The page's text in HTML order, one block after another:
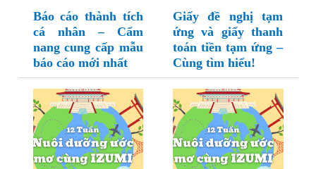
Báo cáo thành tích
cá nhân – Cẩm
nang cung cấp mẫu
báo cáo mới nhất
Giấy đề nghị tạm
ứng và giấy thanh
toán tiền tạm ứng –
Cùng tìm hiểu!